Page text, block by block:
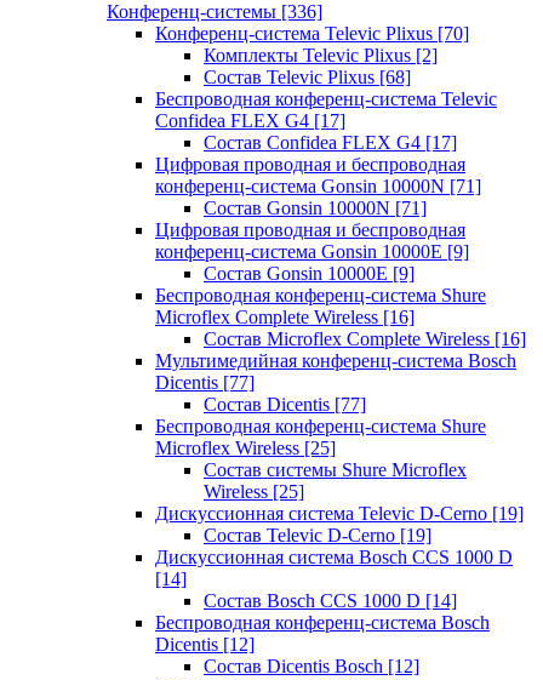
Конференц-системы [336]
Конференц-система Televic Plixus [70]
Комплекты Televic Plixus [2]
Состав Televic Plixus [68]
Беспроводная конференц-система Televic
Confidea FLEX G4 [17]
Состав Confidea FLEX G4 [17]
Цифровая проводная и беспроводная
конференц-система Gonsin 10000N [71]
Состав Gonsin 10000N [71]
Цифровая проводная и беспроводная
конференц-система Gonsin 10000E [9]
Состав Gonsin 10000E [9]
Беспроводная конференц-система Shure
Microflex Complete Wireless [16]
Состав Microflex Complete Wireless [16]
Мультимедийная конференц-система Bosch
Dicentis [77]
Состав Dicentis [77]
Беспроводная конференц-система Shure
Microflex Wireless [25]
Состав системы Shure Microflex
Wireless [25]
Дискуссионная система Televic D-Cerno [19]
Состав Televic D-Cerno [19]
Дискуссионная система Bosch CCS 1000 D
[14]
Состав Bosch CCS 1000 D [14]
Беспроводная конференц-система Bosch
Dicentis [12]
Состав Dicentis Bosch [12]